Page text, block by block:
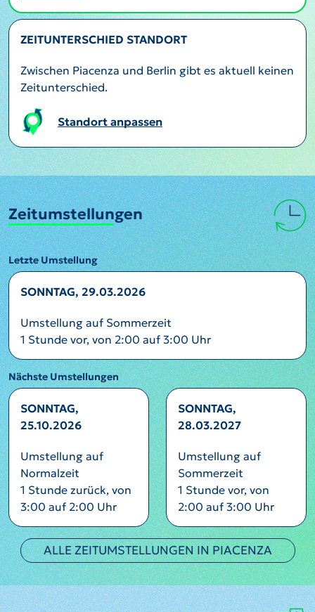
ZEITUNTERSCHIED STANDORT
Zwischen Piacenza und Berlin gibt es aktuell keinen
Zeitunterschied.
Standort anpassen
Zeitumstellungen
Letzte Umstellung
SONNTAG, 29.03.2026
Umstellung auf Sommerzeit
1 Stunde vor, von 2:00 auf 3:00 Uhr
Nächste Umstellungen
SONNTAG,
25.10.2026
Umstellung auf
Normalzeit
1 Stunde zurück, von
3:00 auf 2:00 Uhr
SONNTAG,
28.03.2027
Umstellung auf
Sommerzeit
1 Stunde vor, von
2:00 auf 3:00 Uhr
ALLE ZEITUMSTELLUNGEN IN PIACENZA